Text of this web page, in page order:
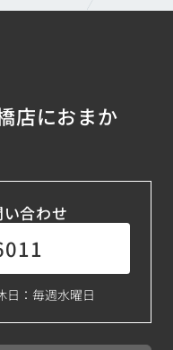
店におまか
合わせ
日：毎週水曜日